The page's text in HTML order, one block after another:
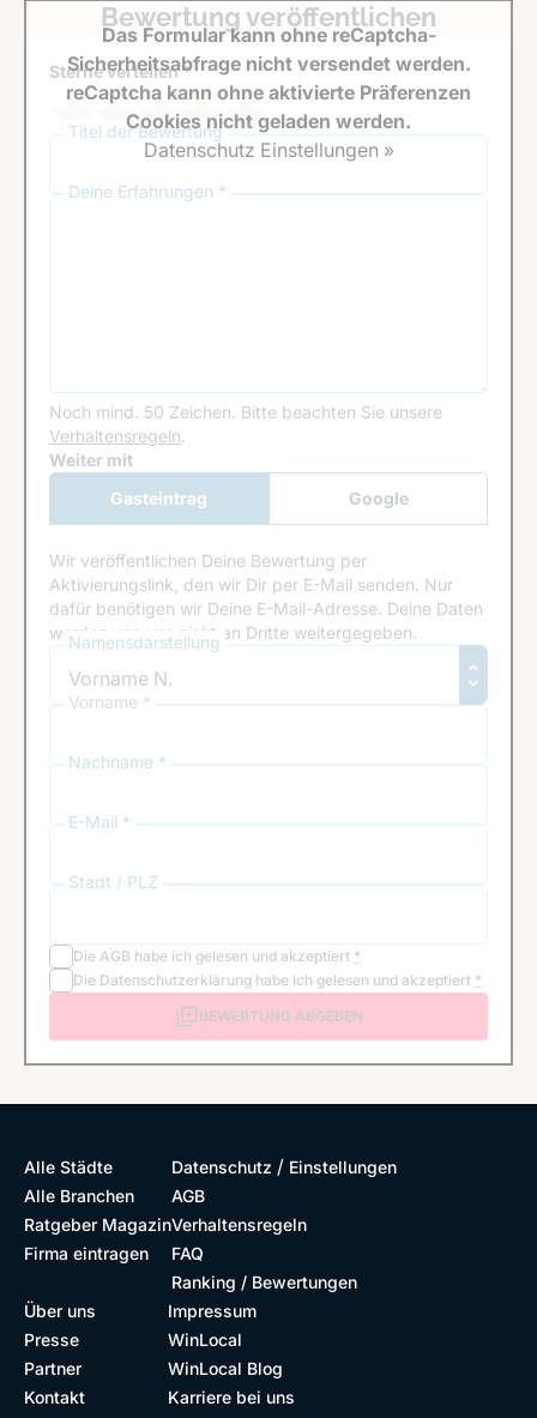
Bewertung veröffentlichen
Sterne verteilen *
Titel der Bewertung
Deine Erfahrungen *
Noch mind. 50 Zeichen. Bitte beachten Sie unsere
Verhaltensregeln.
Google Recaptcha
Weiter mit
Gasteintrag
Google
Anmeldung
Wir veröffentlichen Deine Bewertung per
Aktivierungslink, den wir Dir per E-Mail senden. Nur
dafür benötigen wir Deine E-Mail-Adresse. Deine Daten
werden von uns nicht an Dritte weitergegeben.
Namensdarstellung
Vorname *
Nachname *
E-Mail *
Stadt / PLZ
Die AGB habe ich gelesen und akzeptiert *
Die Datenschutzerklärung habe ich gelesen und akzeptiert *
BEWERTUNG ABGEBEN
Das Formular kann ohne reCaptcha-
Sicherheitsabfrage nicht versendet werden.
reCaptcha kann ohne aktivierte Präferenzen
Cookies nicht geladen werden.
Datenschutz Einstellungen »
Alle Städte
Alle Branchen
Ratgeber Magazin
Firma eintragen
Datenschutz / Einstellungen
AGB
Verhaltensregeln
FAQ
Ranking / Bewertungen
Über uns
Presse
Partner
Kontakt
Impressum
WinLocal
WinLocal Blog
Karriere bei uns